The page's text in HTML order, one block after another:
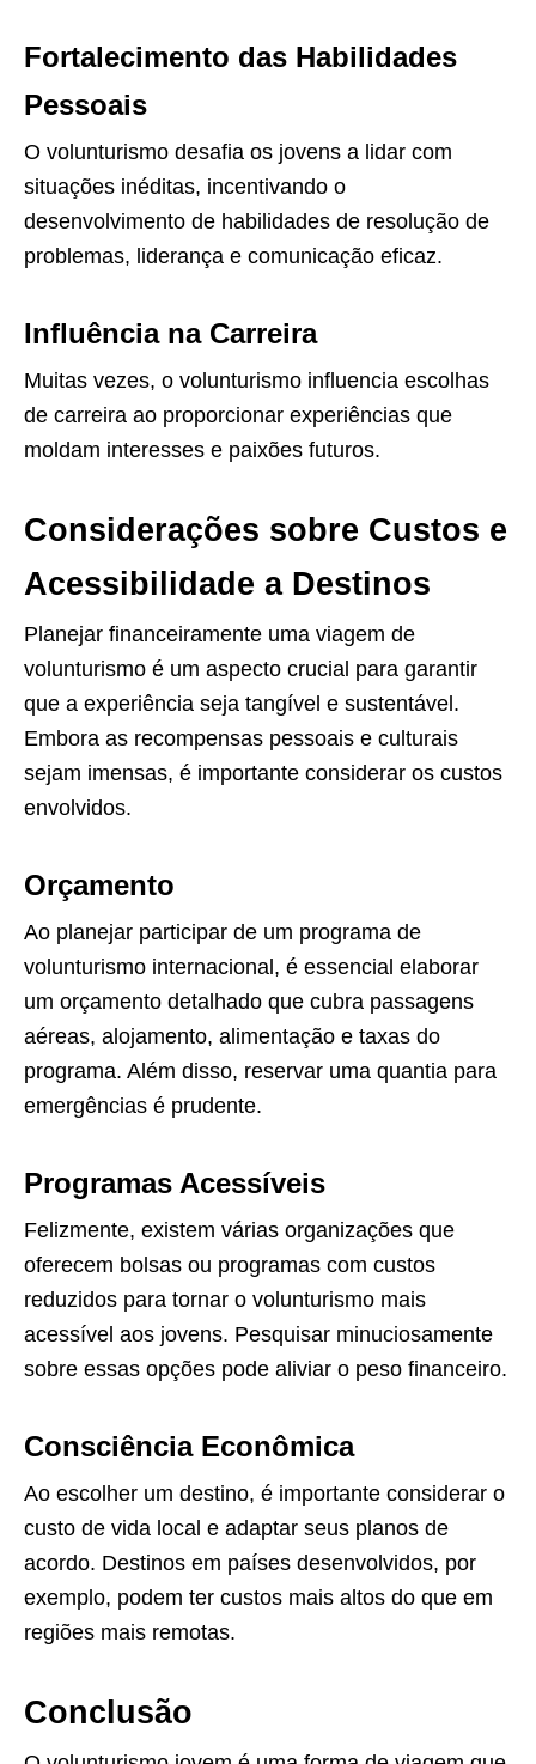
Fortalecimento das Habilidades
Pessoais
O volunturismo desafia os jovens a lidar com
situações inéditas, incentivando o
desenvolvimento de habilidades de resolução de
problemas, liderança e comunicação eficaz.
Influência na Carreira
Muitas vezes, o volunturismo influencia escolhas
de carreira ao proporcionar experiências que
moldam interesses e paixões futuros.
Considerações sobre Custos e
Acessibilidade a Destinos
Planejar financeiramente uma viagem de
volunturismo é um aspecto crucial para garantir
que a experiência seja tangível e sustentável.
Embora as recompensas pessoais e culturais
sejam imensas, é importante considerar os custos
envolvidos.
Orçamento
Ao planejar participar de um programa de
volunturismo internacional, é essencial elaborar
um orçamento detalhado que cubra passagens
aéreas, alojamento, alimentação e taxas do
programa. Além disso, reservar uma quantia para
emergências é prudente.
Programas Acessíveis
Felizmente, existem várias organizações que
oferecem bolsas ou programas com custos
reduzidos para tornar o volunturismo mais
acessível aos jovens. Pesquisar minuciosamente
sobre essas opções pode aliviar o peso financeiro.
Consciência Econômica
Ao escolher um destino, é importante considerar o
custo de vida local e adaptar seus planos de
acordo. Destinos em países desenvolvidos, por
exemplo, podem ter custos mais altos do que em
regiões mais remotas.
Conclusão